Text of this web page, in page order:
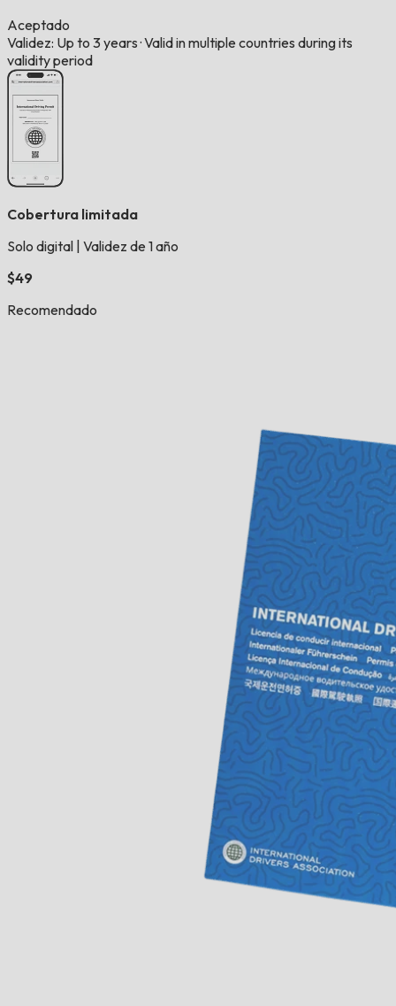
Aceptado
Validez: Up to 3 years ·Valid in multiple countries during its
validity period
Cobertura limitada
Solo digital Validez de 1 año
$49
Recomendado